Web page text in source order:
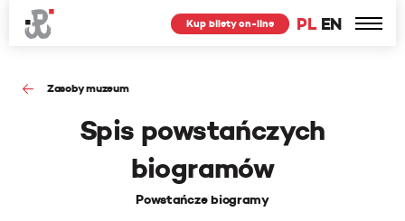
PL EN
Kup bilety on-line
Zasoby muzeum
Spis powstańczych
biogramów
Powstańcze biogramy